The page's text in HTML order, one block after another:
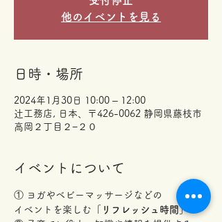
他のイベントを見る
日時・場所
2024年1月30日 10:00 – 12:00
辻工務店, 日本、〒426-0062 静岡県藤枝市
高岡２丁目２−２０
イベントについて
① ヨガやベビーマッサージなどの
イベントを楽しむ 「リフレッシュ時間」